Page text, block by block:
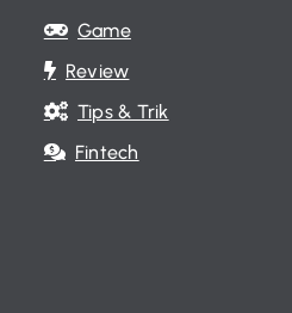
Game
Review
Tips & Trik
Fintech